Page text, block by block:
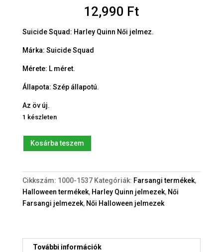
12,990 Ft
Suicide Squad: Harley Quinn Női jelmez.
Márka: Suicide Squad
Mérete: L méret.
Állapota: Szép állapotú.
Az öv új.
1 készleten
Suicide
Squad:
Quinn
Felnőtt
(L)
jelmez
Kosárba teszem
Cikkszám: 1000-1537 Kategóriák: Farsangi termékek,
Halloween termékek, Harley Quinn jelmezek, Női
Farsangi jelmezek, Női Halloween jelmezek
További információk